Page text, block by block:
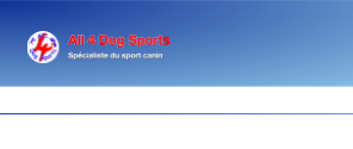
BOUTIQUE